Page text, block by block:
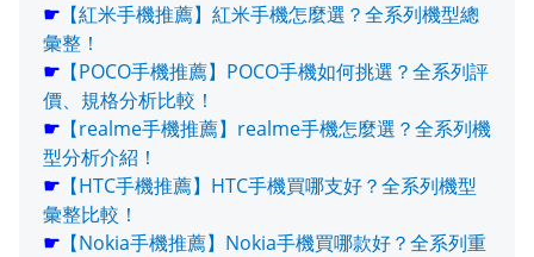
☛ 【紅米手機推薦】紅米手機怎麼選？全系列機型總
彙整！
☛ 【POCO手機推薦】POCO手機如何挑選？全系列評
價、規格分析比較！
☛ 【realme手機推薦】realme手機怎麼選？全系列機
型分析介紹！
☛ 【HTC手機推薦】HTC手機買哪支好？全系列機型
彙整比較！
☛ 【Nokia手機推薦】Nokia手機買哪款好？全系列重